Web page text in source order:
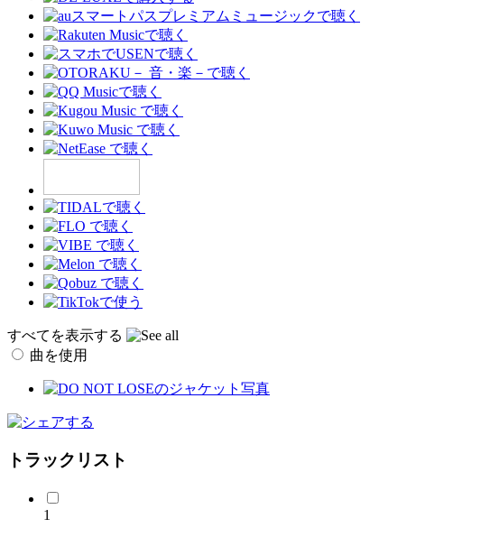
すべてを表示する
曲を使用
トラックリスト
1